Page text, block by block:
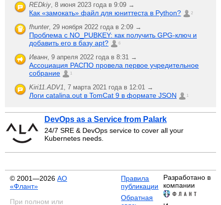
REDkiy 8 июня 2023 года в 9:09 →
Как «замокать» файл для юниттеста в Python? 2
fhunter, 29 ноября 2022 года в 2:09 →
Проблема с NO_PUBKEY: как получить GPG-ключ и
добавить его в базу apt?
6
Иванн 9 апреля 2022 года в 8:31 →
Ассоциация РАСПО провела первое учредительное
собрание
1
Kiri11.ADV1 7 марта 2021 года в 12:01 →
Логи catalina.out в TomCat 9 в формате JSON 1
DevOps as a Service from Palark
24/7 SRE & DevOps service to cover all your
Kubernetes needs.
© 2001—2026 АО
«Флант»
При полном или
Правила
публикации
Обратная
Разработано в
компании